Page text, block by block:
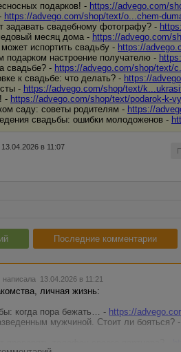
подарков! - https://advego.com/
https://advego.com/shop/text/o...chem-
задавать свадебному фотографу? -
месяц дома - https://advego.com/
испортить свадьбу - https://
подарком настроение получателю -
свадьбе? - https://advego.com/shop/text/
к свадьбе: что делать? - https://
- https://advego.com/shop/text/
- https://advego.com/shop/text/podarok-k-
саду: советы родителям - https://
свадьбы: ошибки молодоженов -
, 13.04.2026 в 11:07
Последние комментарии
написала 13.04.2026 в 11:21
личная жизнь:
когда пора бежать… - https://
мужчиной. Стоит ли бояться?